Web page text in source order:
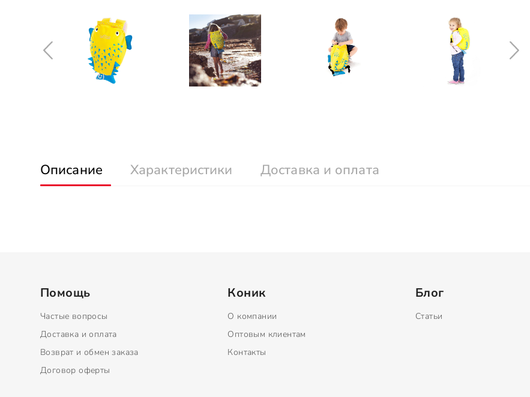
Описание Характеристики Доставка и оплата
Помощь
Частые вопросы
Доставка и оплата
Возврат и обмен заказа
Договор оферты
Коник
О компании
Оптовым клиентам
Контакты
Блог
Статьи